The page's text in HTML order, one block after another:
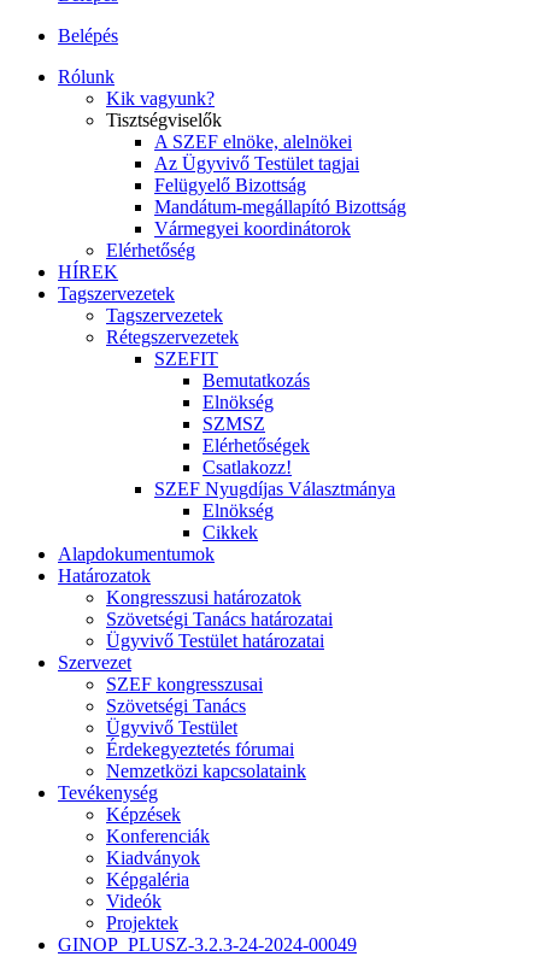
Belépés
Rólunk
Kik vagyunk?
Tisztségviselők
A SZEF elnöke, alelnökei
Az Ügyvivő Testület tagjai
Felügyelő Bizottság
Mandátum-megállapító Bizottság
Vármegyei koordinátorok
Elérhetőség
HÍREK
Tagszervezetek
Tagszervezetek
Rétegszervezetek
SZEFIT
Bemutatkozás
Elnökség
SZMSZ
Elérhetőségek
Csatlakozz!
SZEF Nyugdíjas Választmánya
Elnökség
Cikkek
Alapdokumentumok
Határozatok
Kongresszusi határozatok
Szövetségi Tanács határozatai
Ügyvivő Testület határozatai
Szervezet
SZEF kongresszusai
Szövetségi Tanács
Ügyvivő Testület
Érdekegyeztetés fórumai
Nemzetközi kapcsolataink
Tevékenység
Képzések
Konferenciák
Kiadványok
Képgaléria
Videók
Projektek
GINOP_PLUSZ-3.2.3-24-2024-00049